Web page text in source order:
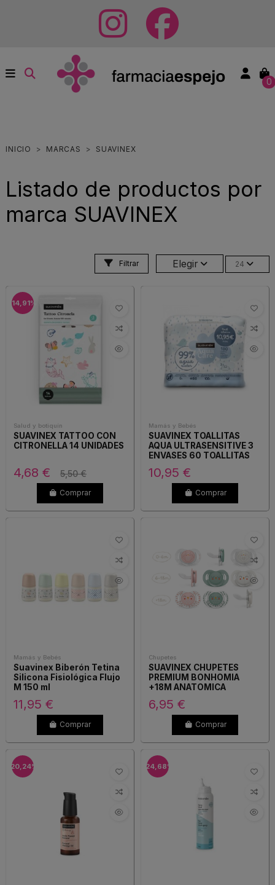
0
INICIO MARCAS SUAVINEX
Listado de productos por
marca SUAVINEX
Filtrar Elegir 24
-14,91%
Salud y botiquín
SUAVINEX TATTOO CON
CITRONELLA 14 UNIDADES
4,68 € 5,50 €
Comprar
Mamás y Bebés
SUAVINEX TOALLITAS
AQUA ULTRASENSITIVE 3
ENVASES 60 TOALLITAS
10,95 €
Comprar
Mamás y Bebés
Suavinex Biberón Tetina
Silicona Fisiológica Flujo
M 150 ml
11,95 €
Comprar
Chupetes
SUAVINEX CHUPETES
PREMIUM BONHOMIA
+18M ANATOMICA
6,95 €
Comprar
-20,24% -24,68%